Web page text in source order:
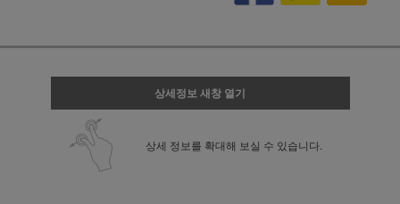
상세정보 새창 열기
상세 정보를 확대해 보실 수 있습니다.